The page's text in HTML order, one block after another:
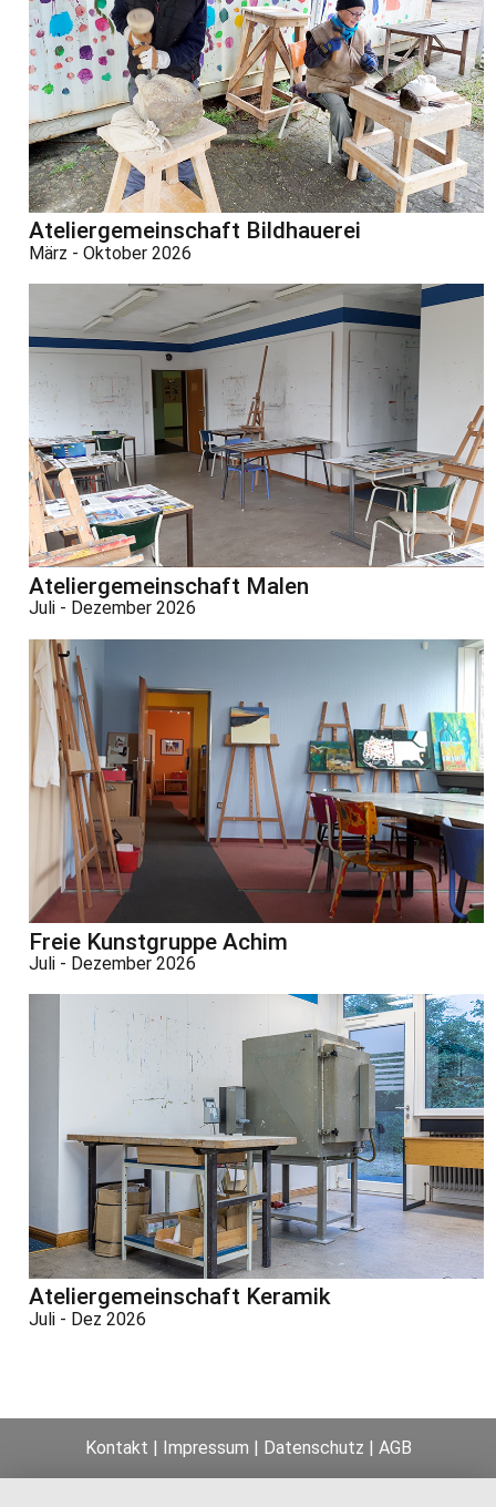
Ateliergemeinschaft Bildhauerei
März - Oktober 2026
Ateliergemeinschaft Malen
Juli - Dezember 2026
Freie Kunstgruppe Achim
Juli - Dezember 2026
Ateliergemeinschaft Keramik
Juli - Dez 2026
Kontakt | Impressum | Datenschutz | AGB